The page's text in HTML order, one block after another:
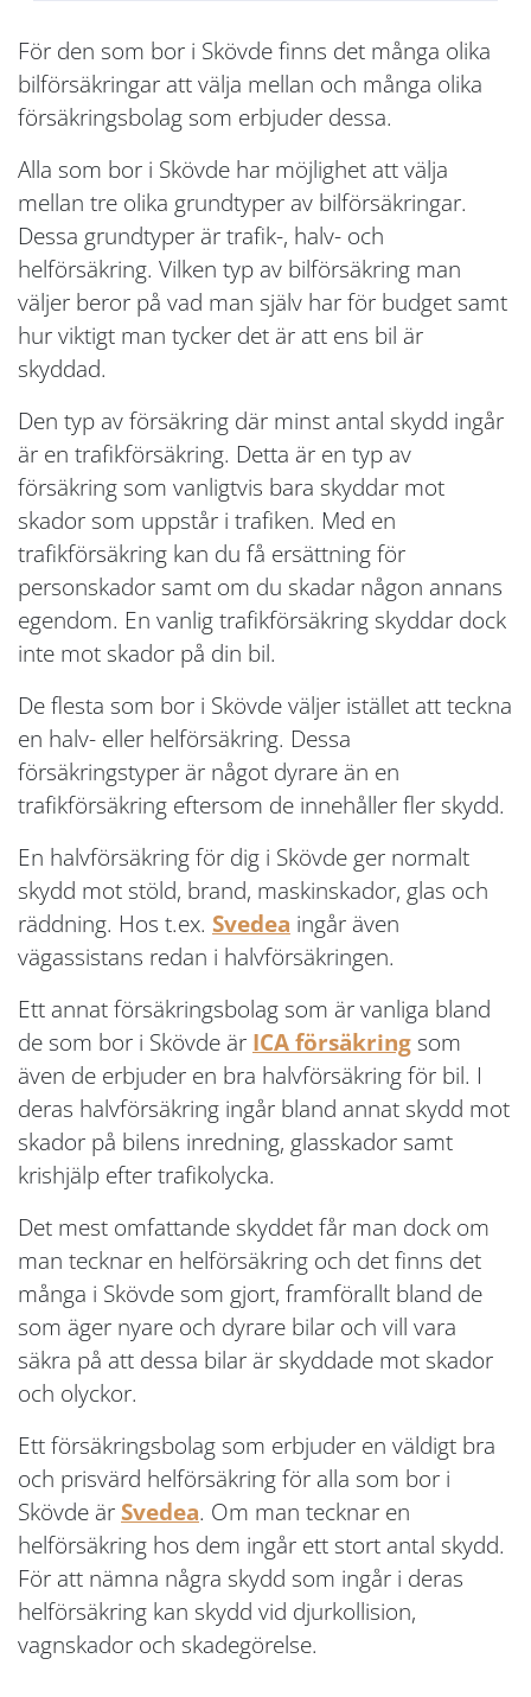
För den som bor i Skövde finns det många olika
bilförsäkringar att välja mellan och många olika
försäkringsbolag som erbjuder dessa.
Alla som bor i Skövde har möjlighet att välja
mellan tre olika grundtyper av bilförsäkringar.
Dessa grundtyper är trafik-, halv- och
helförsäkring. Vilken typ av bilförsäkring man
väljer beror på vad man själv har för budget samt
hur viktigt man tycker det är att ens bil är
skyddad.
Den typ av försäkring där minst antal skydd ingår
är en trafikförsäkring. Detta är en typ av
försäkring som vanligtvis bara skyddar mot
skador som uppstår i trafiken. Med en
trafikförsäkring kan du få ersättning för
personskador samt om du skadar någon annans
egendom. En vanlig trafikförsäkring skyddar dock
inte mot skador på din bil.
De flesta som bor i Skövde väljer istället att teckna
en halv- eller helförsäkring. Dessa
försäkringstyper är något dyrare än en
trafikförsäkring eftersom de innehåller fler skydd.
En halvförsäkring för dig i Skövde ger normalt
skydd mot stöld, brand, maskinskador, glas och
räddning. Hos t.ex. Svedea ingår även
vägassistans redan i halvförsäkringen.
Ett annat försäkringsbolag som är vanliga bland
de som bor i Skövde är ICA försäkring som
även de erbjuder en bra halvförsäkring för bil. I
deras halvförsäkring ingår bland annat skydd mot
skador på bilens inredning, glasskador samt
krishjälp efter trafikolycka.
Det mest omfattande skyddet får man dock om
man tecknar en helförsäkring och det finns det
många i Skövde som gjort, framförallt bland de
som äger nyare och dyrare bilar och vill vara
säkra på att dessa bilar är skyddade mot skador
och olyckor.
Ett försäkringsbolag som erbjuder en väldigt bra
och prisvärd helförsäkring för alla som bor i
Skövde är Svedea. Om man tecknar en
helförsäkring hos dem ingår ett stort antal skydd.
För att nämna några skydd som ingår i deras
helförsäkring kan skydd vid djurkollision,
vagnskador och skadegörelse.